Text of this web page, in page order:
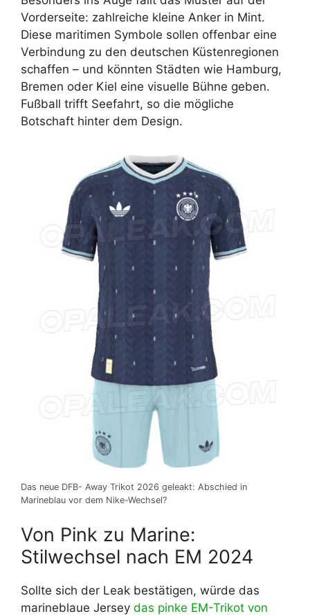
Vorderseite: zahlreiche kleine Anker in Mint.
Diese maritimen Symbole sollen offenbar eine
Verbindung zu den deutschen Küstenregionen
schaffen – und könnten Städten wie Hamburg,
Bremen oder Kiel eine visuelle Bühne geben.
Fußball trifft Seefahrt, so die mögliche
Botschaft hinter dem Design.
Das neue DFB- Away Trikot 2026 geleakt: Abschied in
Marineblau vor dem Nike-Wechsel?
Von Pink zu Marine:
Stilwechsel nach EM 2024
Sollte sich der Leak bestätigen, würde das
marineblaue Jersey das pinke EM-Trikot von